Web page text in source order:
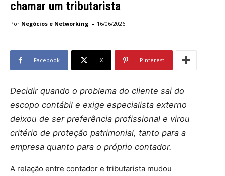
chamar um tributarista
Por Negócios e Networking - 16/06/2026
Facebook X Pinterest
Decidir quando o problema do cliente sai do
escopo contábil e exige especialista externo
deixou de ser preferência profissional e virou
critério de proteção patrimonial, tanto para a
empresa quanto para o próprio contador.
A relação entre contador e tributarista mudou